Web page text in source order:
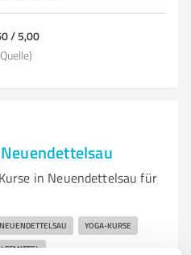
/ 5,00
in Neuendettelsau für
NEUENDETTELSAU YOGA-KURSE